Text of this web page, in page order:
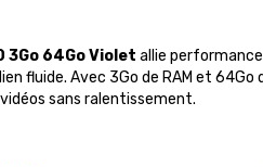
3Go 64Go Violet allie
fluide. Avec 3Go de RAM et 64Go
sans ralentissement.